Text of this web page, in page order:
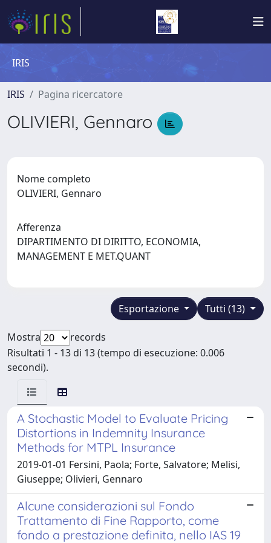
IRIS
IRIS Pagina ricercatore
OLIVIERI, Gennaro
Nome completo
OLIVIERI, Gennaro
Afferenza
DIPARTIMENTO DI DIRITTO, ECONOMIA,
MANAGEMENT E MET.QUANT
Tutti (13)
Esportazione
Mostra
records
Risultati 1 - 13 di 13 (tempo di esecuzione: 0.006
secondi).
A Stochastic Model to Evaluate Pricing
Distortions in Indemnity Insurance
Methods for MTPL Insurance
2019-01-01 Fersini, Paola; Forte, Salvatore; Melisi,
Giuseppe; Olivieri, Gennaro
Alcune considerazioni sul Fondo
Trattamento di Fine Rapporto, come
fondo a prestazione definita, nello IAS 19